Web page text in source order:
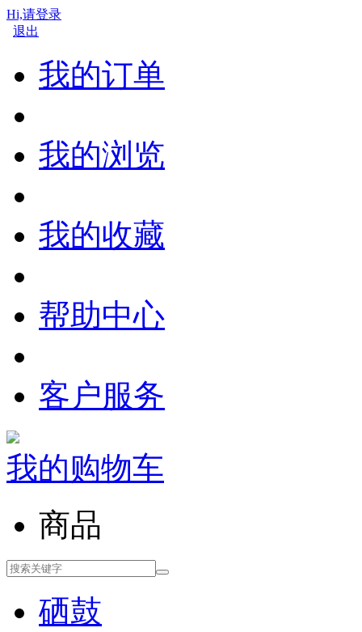
Hi,请登录
退出
我的订单
我的浏览
我的收藏
帮助中心
客户服务
我的购物车
商品
硒鼓